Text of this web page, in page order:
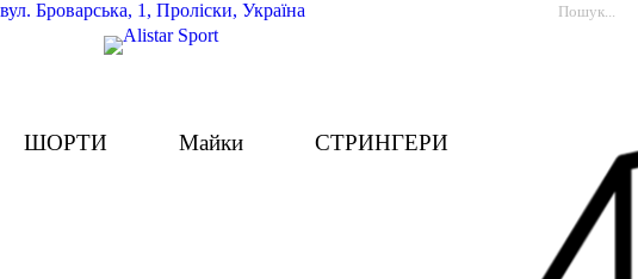
вул. Броварська, 1, Проліски, Україна
ШОРТИ Майки СТРИНГЕРИ